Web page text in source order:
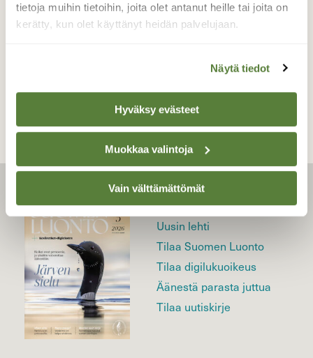
tietoja muihin tietoihin, joita olet antanut heille tai joita on
kerätty, kun olet käyttänyt heidän palvelujaan.
Näytä tiedot
Hyväksy evästeet
Muokkaa valintoja
Vain välttämättömät
Valokuvaaja: Arja Valtonen, Aurinkovuori 3.6.2026
TAKAISIN LISTAAN
Uusin lehti
Tilaa Suomen Luonto
Tilaa digilukuoikeus
Äänestä parasta juttua
Tilaa uutiskirje